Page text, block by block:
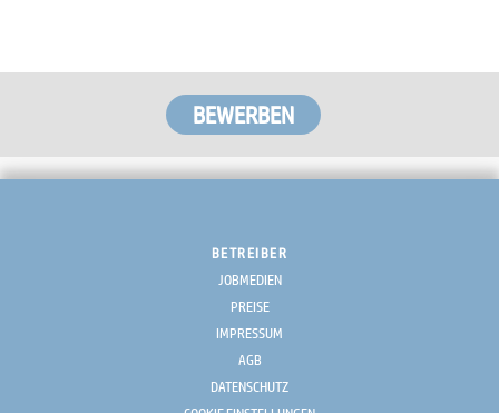
BETREIBER
JOBMEDIEN
PREISE
IMPRESSUM
AGB
DATENSCHUTZ